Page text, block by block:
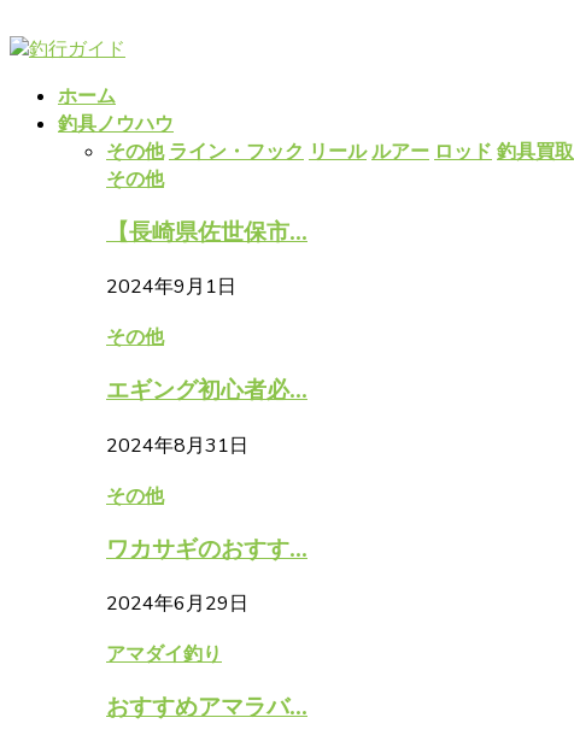
ホーム
釣具ノウハウ
その他 ライン・フック リールルアー ロッド 釣具買取
その他
【長崎県佐世保市...
2024年9月1日
その他
エギング初心者必...
2024年8月31日
その他
ワカサギのおすす...
2024年6月29日
アマダイ釣り
おすすめアマラバ...